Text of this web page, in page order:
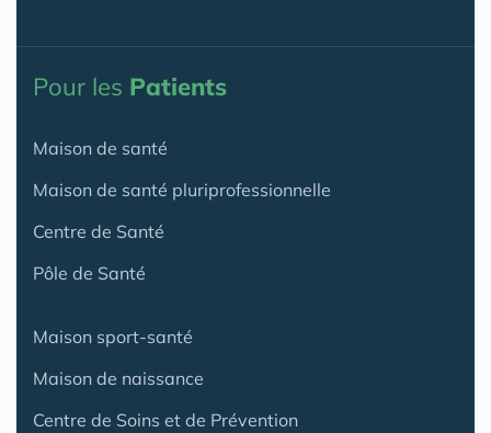
Pour les Patients
Maison de santé
Maison de santé pluriprofessionnelle
Centre de Santé
Pôle de Santé
Maison sport-santé
Maison de naissance
Centre de Soins et de Prévention